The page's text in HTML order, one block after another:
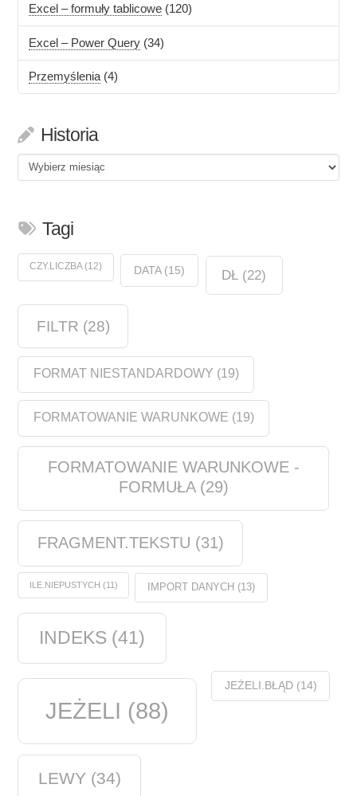
Excel – formuły tablicowe (120)
Excel – Power Query (34)
Przemyślenia(4)
Historia
Historia
Tagi
CZY.LICZBA(12) DATA(15) DŁ (22)
FILTR (28)
FORMAT NIESTANDARDOWY (19)
FORMATOWANIE WARUNKOWE (19)
FORMATOWANIE WARUNKOWE -
FORMUŁA(29)
FRAGMENT.TEKSTU (31)
ILE.NIEPUSTYCH (11) IMPORT DANYCH(13)
INDEKS (41)
JEŻELI (88)
JEŻELI.BŁĄD(14)
LEWY (34)